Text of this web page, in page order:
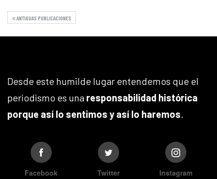
ANTIGUAS PUBLICACIONES
Desde este humilde lugar entendemos que el
periodismo es una responsabilidad histórica
porque así lo sentimos y así lo haremos.
Facebook Twitter Instagram